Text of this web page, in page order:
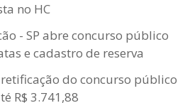
no HC
- SP abre concurso público
e cadastro de reserva
retificação do concurso público
R$ 3.741,88